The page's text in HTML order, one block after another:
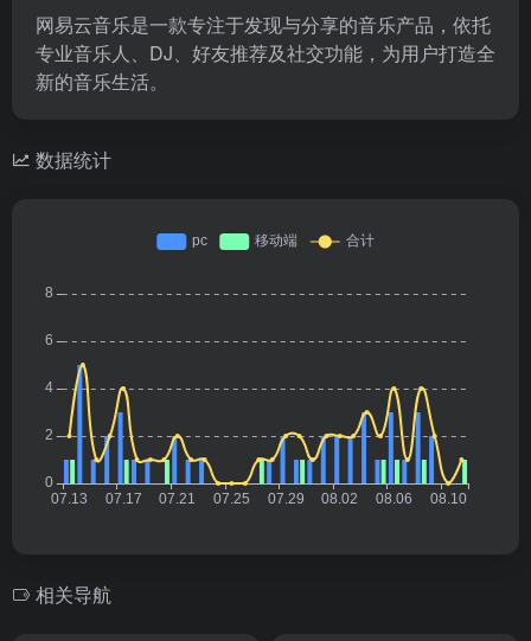
网易云音乐是一款专注于发现与分享的音乐产品，依托
专业音乐人、DJ、好友推荐及社交功能，为用户打造全
新的音乐生活。
数据统计
相关导航